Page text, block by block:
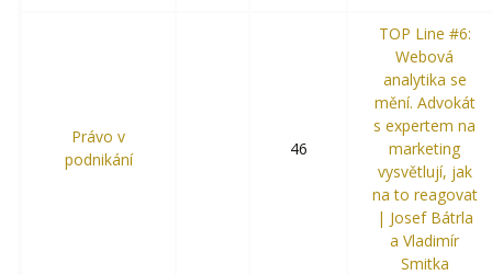
Právo v
podnikání
46
TOP Line #6:
Webová
analytika se
mění. Advokát
s expertem na
marketing
vysvětlují, jak
na to reagovat
| Josef Bátrla
a Vladimír
Smitka